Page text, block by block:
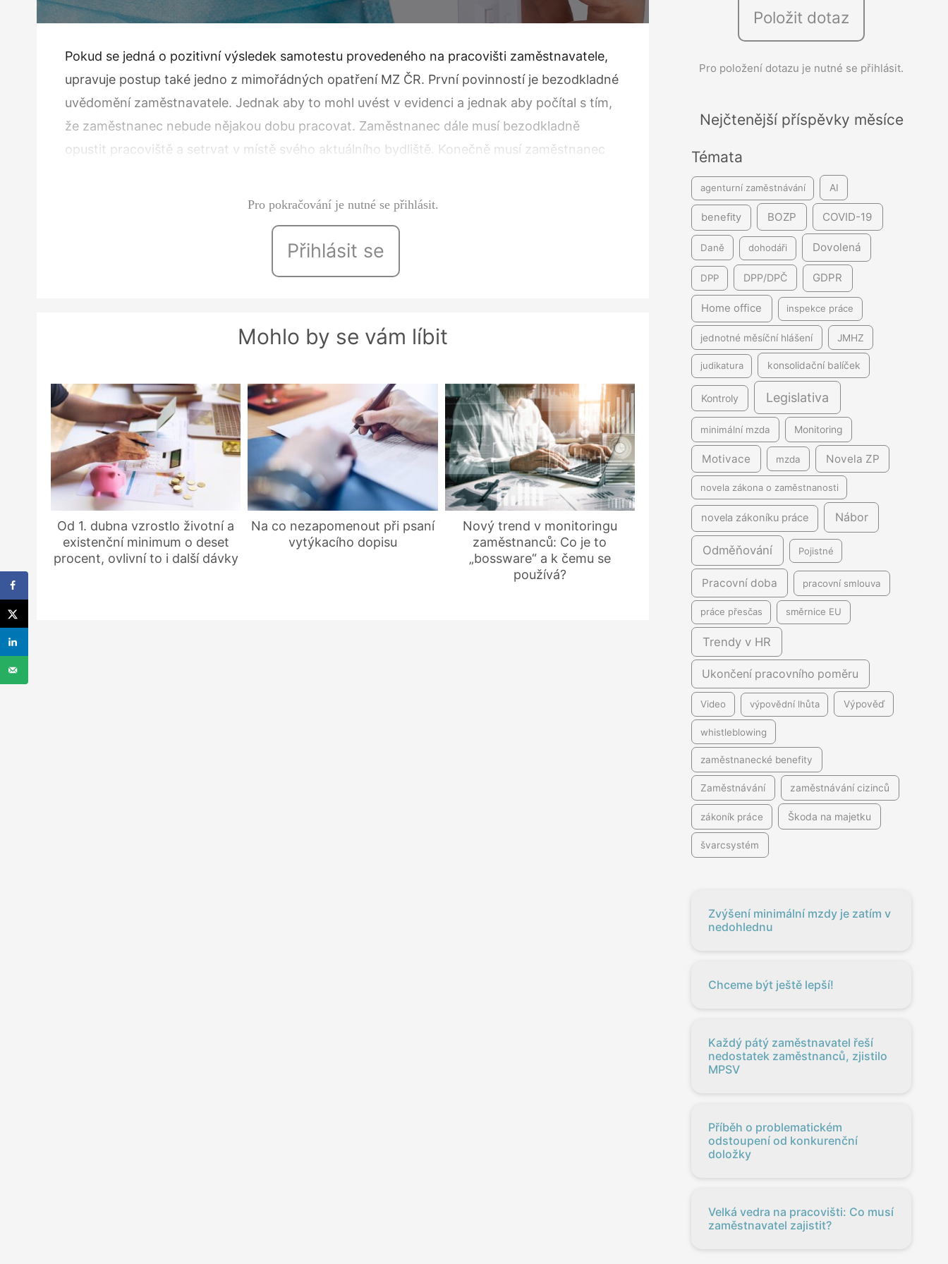
Pokud se jedná o pozitivní výsledek samotestu provedeného na pracovišti zaměstnavatele,
upravuje postup také jedno z mimořádných opatření MZ ČR. První povinností je bezodkladné
uvědomění zaměstnavatele. Jednak aby to mohl uvést v evidenci a jednak aby počítal s tím,
že zaměstnanec nebude nějakou dobu pracovat. Zaměstnanec dále musí bezodkladně
opustit pracoviště a setrvat v místě svého aktuálního bydliště. Konečně musí zaměstnanec
Pro pokračování je nutné se přihlásit.
Přihlásit se
Mohlo by se vám líbit
Od 1. dubna vzrostlo životní a
existenční minimum o deset
procent, ovlivní to i další dávky
Na co nezapomenout při psaní
vytýkacího dopisu
Nový trend v monitoringu
zaměstnanců: Co je to
„bossware“ a k čemu se
používá?
Položit dotaz
Pro položení dotazu je nutné se přihlásit.
Nejčtenější příspěvky měsíce
Témata
agenturní zaměstnávání AI
benefity BOZP COVID-19
Daně dohodáři Dovolená
DPP DPP/DPČ GDPR
Home office inspekce práce
jednotné měsíční hlášení JMHZ
judikatura konsolidační balíček
Kontroly Legislativa
minimální mzda Monitoring
Motivace mzda Novela ZP
novela zákona o zaměstnanosti
novela zákoníku práce Nábor
Odměňování Pojistné
Pracovní doba pracovní smlouva
práce přesčas směrnice EU
Trendy v HR
Ukončení pracovního poměru
Video výpovědní lhůta Výpověď
whistleblowing
zaměstnanecké benefity
Zaměstnávání zaměstnávání cizinců
zákoník práce Škoda na majetku
švarcsystém
Zvýšení minimální mzdy je zatím v
nedohlednu
Chceme být ještě lepší!
Každý pátý zaměstnavatel řeší
nedostatek zaměstnanců, zjistilo
MPSV
Příběh o problematickém
odstoupení od konkurenční
doložky
Velká vedra na pracovišti: Co musí
zaměstnavatel zajistit?